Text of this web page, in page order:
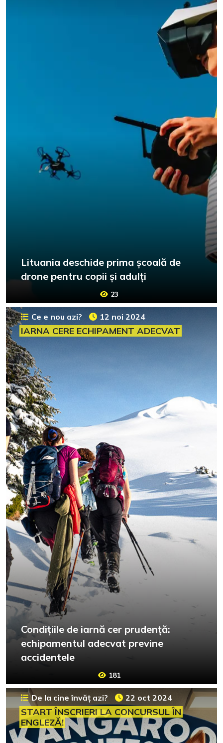
Lituania deschide prima școală de
drone pentru copii și adulți
23
Ce e nou azi? 12 noi 2024
IARNA CERE ECHIPAMENT ADECVAT
Condițiile de iarnă cer prudență:
echipamentul adecvat previne
accidentele
181
De la cine învăț azi? 22 oct 2024
START ÎNSCRIERI LA CONCURSUL ÎN
ENGLEZĂ!